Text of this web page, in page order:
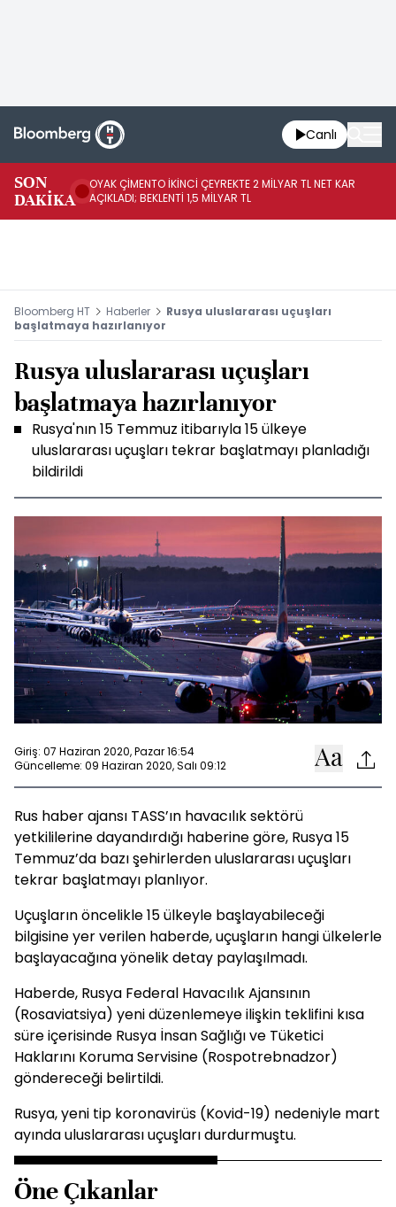
Canlı
SON
DAKİKA
OYAK ÇİMENTO İKİNCİ ÇEYREKTE 2 MİLYAR TL NET KAR
AÇIKLADI; BEKLENTİ 1,5 MİLYAR TL
Bloomberg HT Haberler
Rusya uluslararası uçuşları
başlatmaya hazırlanıyor
Rusya uluslararası uçuşları
başlatmaya hazırlanıyor
Rusya'nın 15 Temmuz itibarıyla 15 ülkeye
uluslararası uçuşları tekrar başlatmayı planladığı
bildirildi
Giriş: 07 Haziran 2020, Pazar 16:54
Güncelleme: 09 Haziran 2020, Salı 09:12
Rus haber ajansı TASS’ın havacılık sektörü
yetkililerine dayandırdığı haberine göre, Rusya 15
Temmuz’da bazı şehirlerden uluslararası uçuşları
tekrar başlatmayı planlıyor.
Uçuşların öncelikle 15 ülkeyle başlayabileceği
bilgisine yer verilen haberde, uçuşların hangi ülkelerle
başlayacağına yönelik detay paylaşılmadı.
Haberde, Rusya Federal Havacılık Ajansının
(Rosaviatsiya) yeni düzenlemeye ilişkin teklifini kısa
süre içerisinde Rusya İnsan Sağlığı ve Tüketici
Haklarını Koruma Servisine (Rospotrebnadzor)
göndereceği belirtildi.
Rusya, yeni tip koronavirüs (Kovid-19) nedeniyle mart
ayında uluslararası uçuşları durdurmuştu.
Öne Çıkanlar